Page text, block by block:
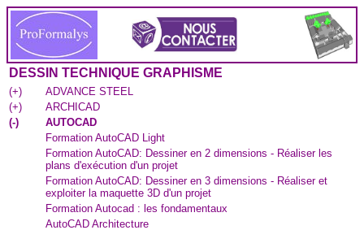
DESSIN TECHNIQUE GRAPHISME
(+)
ADVANCE STEEL
(+)
ARCHICAD
(-)
AUTOCAD
Formation AutoCAD Light
Formation AutoCAD: Dessiner en 2 dimensions - Réaliser les
plans d'exécution d'un projet
Formation AutoCAD: Dessiner en 3 dimensions - Réaliser et
exploiter la maquette 3D d'un projet
Formation Autocad : les fondamentaux
AutoCAD Architecture